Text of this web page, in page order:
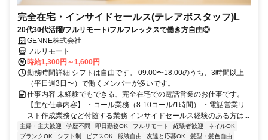
完全在宅・インサイドセールス(テレアポスタッフ)L
20代30代活躍/フルリモート/フルフレックスで働き方自由◎
GENNE株式会社
フルリモート
時給1,300円～1,600円
勤務時間詳細 シフトは自由です。 09:00〜18:00のうち、3時間以上
（平日週3日〜）で働くメンバーが多いです。
仕事内容 未経験でもできる、完全在宅での電話営業のお仕事です。
【主な仕事内容】 ・コール業務（8-10コール/1時間） ・電話営業リ
スト作成業務など付随する業務 インサイドセールス経験のある方は...
主婦・主夫歓迎 学歴不問 即日勤務OK フルリモート 経験者歓迎
ネイルOK
ブランクOK
シフト制 ピアスOK 服装自由 友達と応募OK 髪型・髪色自由